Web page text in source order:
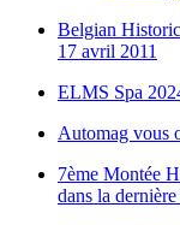
Belgian
17 avril 2011
ELMS Spa
Automag vous
7ème Montée
dans la